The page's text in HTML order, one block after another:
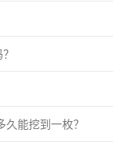
能挖到一枚？